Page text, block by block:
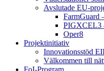
Avslutade EU-
FarmGuard
PIGXCEL3
Oper8
Projektinitiativ
Innovationsstöd
Välkommen till
FoI-Program